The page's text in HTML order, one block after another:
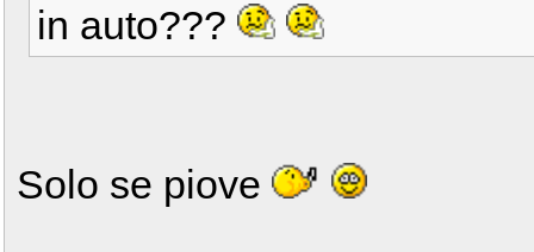
in auto???
Solo se piove